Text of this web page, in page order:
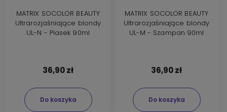
MATRIX SOCOLOR BEAUTY
Ultrarozjaśniające blondy
UL-N - Piasek 90ml
36,90 zł
Do koszyka
MATRIX SOCOLOR BEAUTY
Ultrarozjaśniające blondy
UL-M - Szampan 90ml
36,90 zł
Do koszyka